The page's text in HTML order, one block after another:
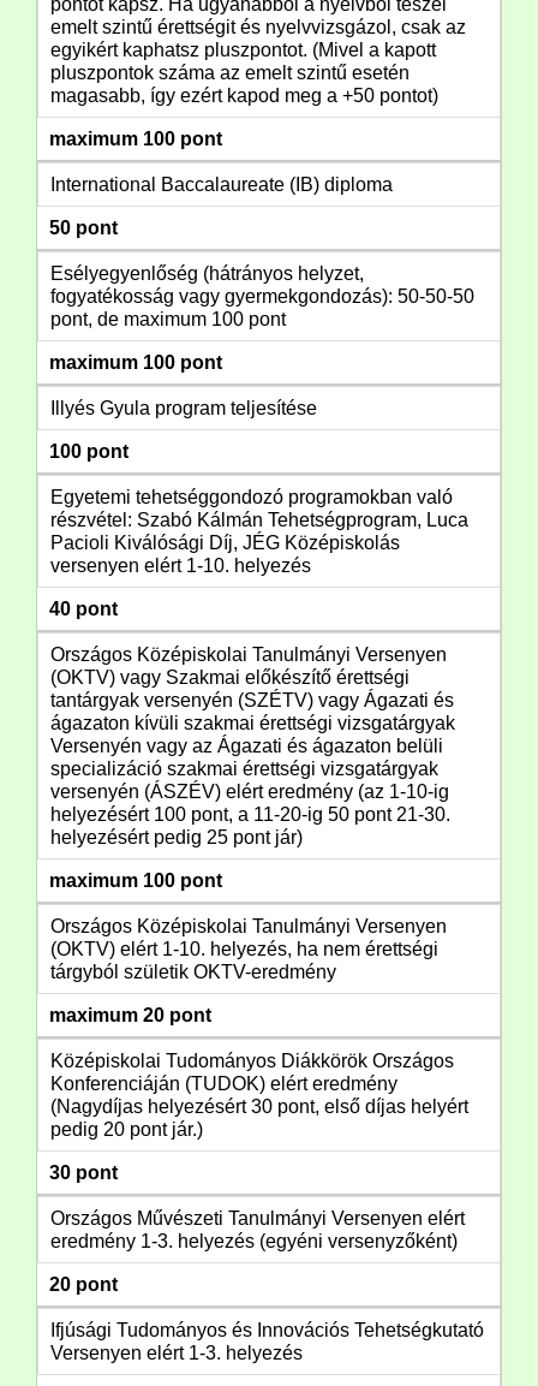
emelt szintű érettségit és nyelvvizsgázol, csak az
egyikért kaphatsz pluszpontot. (Mivel a kapott
pluszpontok száma az emelt szintű esetén
magasabb, így ezért kapod meg a +50 pontot)
maximum 100 pont
International Baccalaureate (IB) diploma
50 pont
Esélyegyenlőség (hátrányos helyzet,
fogyatékosság vagy gyermekgondozás): 50-50-50
pont, de maximum 100 pont
maximum 100 pont
Illyés Gyula program teljesítése
100 pont
Egyetemi tehetséggondozó programokban való
részvétel: Szabó Kálmán Tehetségprogram, Luca
Pacioli Kiválósági Díj, JÉG Középiskolás
versenyen elért 1-10. helyezés
40 pont
Országos Középiskolai Tanulmányi Versenyen
(OKTV) vagy Szakmai előkészítő érettségi
tantárgyak versenyén (SZÉTV) vagy Ágazati és
ágazaton kívüli szakmai érettségi vizsgatárgyak
Versenyén vagy az Ágazati és ágazaton belüli
specializáció szakmai érettségi vizsgatárgyak
versenyén (ÁSZÉV) elért eredmény (az 1-10-ig
helyezésért 100 pont, a 11-20-ig 50 pont 21-30.
helyezésért pedig 25 pont jár)
maximum 100 pont
Országos Középiskolai Tanulmányi Versenyen
(OKTV) elért 1-10. helyezés, ha nem érettségi
tárgyból születik OKTV-eredmény
maximum 20 pont
Középiskolai Tudományos Diákkörök Országos
Konferenciáján (TUDOK) elért eredmény
(Nagydíjas helyezésért 30 pont, első díjas helyért
pedig 20 pont jár.)
30 pont
Országos Művészeti Tanulmányi Versenyen elért
eredmény 1-3. helyezés (egyéni versenyzőként)
20 pont
Ifjúsági Tudományos és Innovációs Tehetségkutató
Versenyen elért 1-3. helyezés